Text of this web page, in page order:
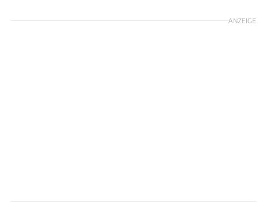
ANZEIGE